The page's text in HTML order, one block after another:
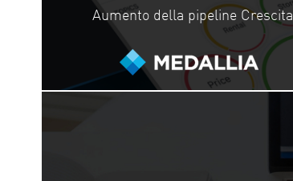
Aumento della pipeline Crescita